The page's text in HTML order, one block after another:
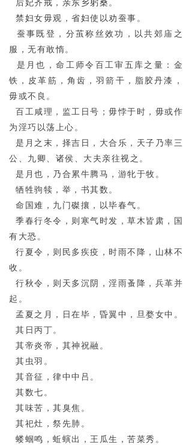
后妃齐戒，亲东乡躬桑。
禁妇女毋观，省妇使以劝蚕事。
蚕事既登，分茧称丝效功，以共郊庙之
服，无有敢惰。
是月也，命工师令百工审五库之量：金
铁，皮革筋，角齿，羽箭干，脂胶丹漆，
毋或不良。
百工咸理，监工日号；毋悖于时，毋或作
为淫巧以荡上心。
是月之末，择吉日，大合乐，天子乃率三
公、九卿、诸侯、大夫亲往视之。
是月也，乃合累牛腾马，游牝于牧。
牺牲驹犊，举，书其数。
命国难，九门磔攘，以毕春气。
季春行冬令，则寒气时发，草木皆肃，国
有大恐。
行夏令，则民多疾疫，时雨不降，山林不
收。
行秋令，则天多沉阴，淫雨蚤降，兵革并
起。
孟夏之月，日在毕，昏翼中，旦婺女中。
其日丙丁。
其帝炎帝，其神祝融。
其虫羽。
其音征，律中中吕。
其数七。
其味苦，其臭焦。
其祀灶，祭先肺。
蝼蝈鸣，蚯螾出，王瓜生，苦菜秀。